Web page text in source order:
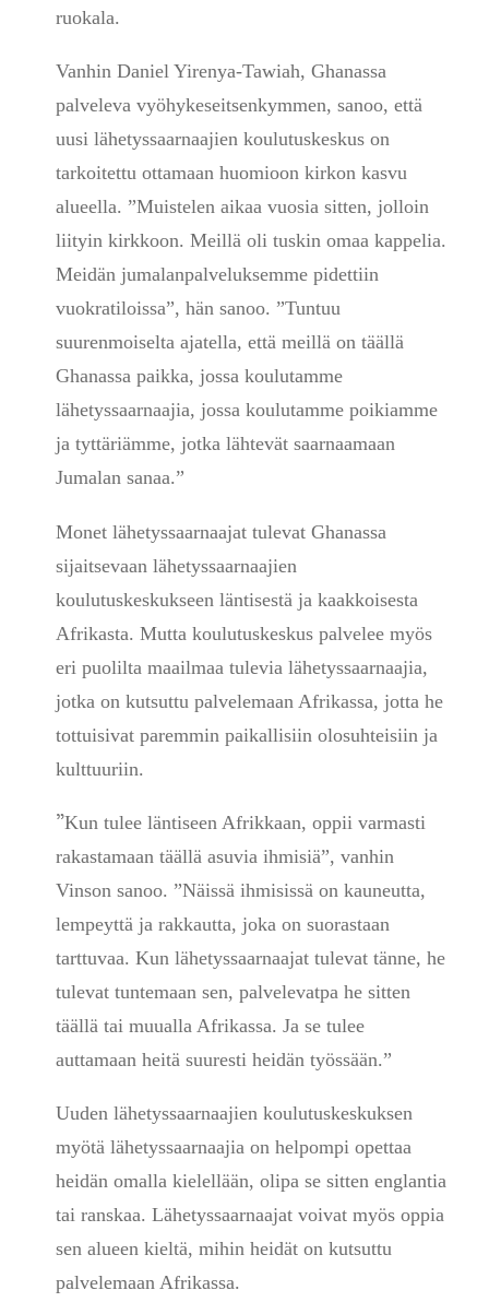
ruokala.
Vanhin Daniel Yirenya-Tawiah, Ghanassa
palveleva vyöhykeseitsenkymmen, sanoo, että
uusi lähetyssaarnaajien koulutuskeskus on
tarkoitettu ottamaan huomioon kirkon kasvu
alueella. ”Muistelen aikaa vuosia sitten, jolloin
liityin kirkkoon. Meillä oli tuskin omaa kappelia.
Meidän jumalanpalveluksemme pidettiin
vuokratiloissa”, hän sanoo. ”Tuntuu
suurenmoiselta ajatella, että meillä on täällä
Ghanassa paikka, jossa koulutamme
lähetyssaarnaajia, jossa koulutamme poikiamme
ja tyttäriämme, jotka lähtevät saarnaamaan
Jumalan sanaa.”
Monet lähetyssaarnaajat tulevat Ghanassa
sijaitsevaan lähetyssaarnaajien
koulutuskeskukseen läntisestä ja kaakkoisesta
Afrikasta. Mutta koulutuskeskus palvelee myös
eri puolilta maailmaa tulevia lähetyssaarnaajia,
jotka on kutsuttu palvelemaan Afrikassa, jotta he
tottuisivat paremmin paikallisiin olosuhteisiin ja
kulttuuriin.
”Kun tulee läntiseen Afrikkaan, oppii varmasti
rakastamaan täällä asuvia ihmisiä”, vanhin
Vinson sanoo. ”Näissä ihmisissä on kauneutta,
lempeyttä ja rakkautta, joka on suorastaan
tarttuvaa. Kun lähetyssaarnaajat tulevat tänne, he
tulevat tuntemaan sen, palvelevatpa he sitten
täällä tai muualla Afrikassa. Ja se tulee
auttamaan heitä suuresti heidän työssään.”
Uuden lähetyssaarnaajien koulutuskeskuksen
myötä lähetyssaarnaajia on helpompi opettaa
heidän omalla kielellään, olipa se sitten englantia
tai ranskaa. Lähetyssaarnaajat voivat myös oppia
sen alueen kieltä, mihin heidät on kutsuttu
palvelemaan Afrikassa.